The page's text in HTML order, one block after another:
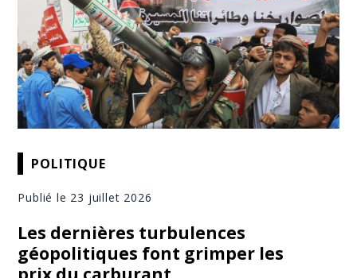
POLITIQUE
Publié le 23 juillet 2026
Les dernières turbulences
géopolitiques font grimper les